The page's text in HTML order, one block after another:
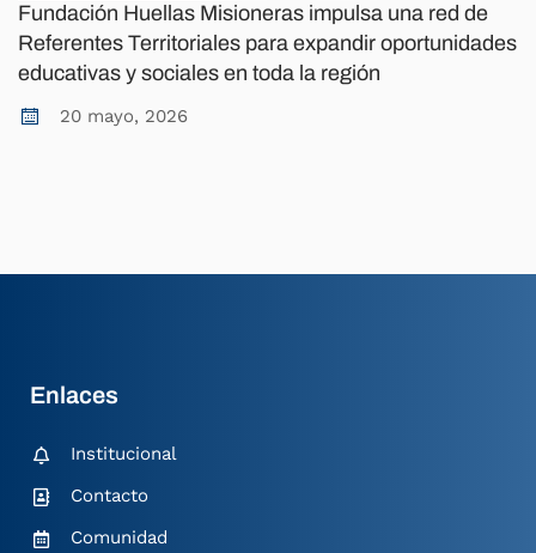
Fundación Huellas Misioneras impulsa una red de
Referentes Territoriales para expandir oportunidades
educativas y sociales en toda la región
20 mayo, 2026
Enlaces
Institucional
Contacto
Comunidad